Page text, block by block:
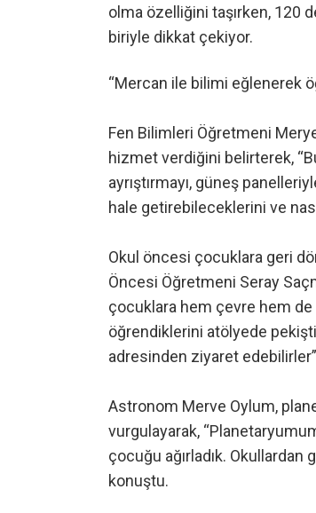
olma özelliğini taşırken, 120
biriyle dikkat çekiyor.
“Mercan ile bilimi eğlenerek
Fen Bilimleri Öğretmeni
hizmet verdiğini belirterek,
ayrıştırmayı, güneş
hale getirebileceklerini ve
Okul öncesi çocuklara geri
Öncesi Öğretmeni Seray
çocuklara hem çevre hem de
öğrendiklerini atölyede
adresinden ziyaret
Astronom Merve Oylum,
vurgulayarak,
çocuğu ağırladık.
konuştu.